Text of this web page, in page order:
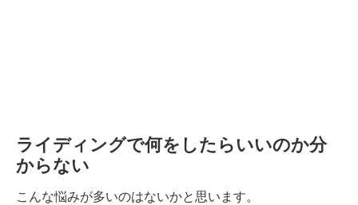
ライディングで何をしたらいいのか分
からない
こんな悩みが多いのはないかと思います。